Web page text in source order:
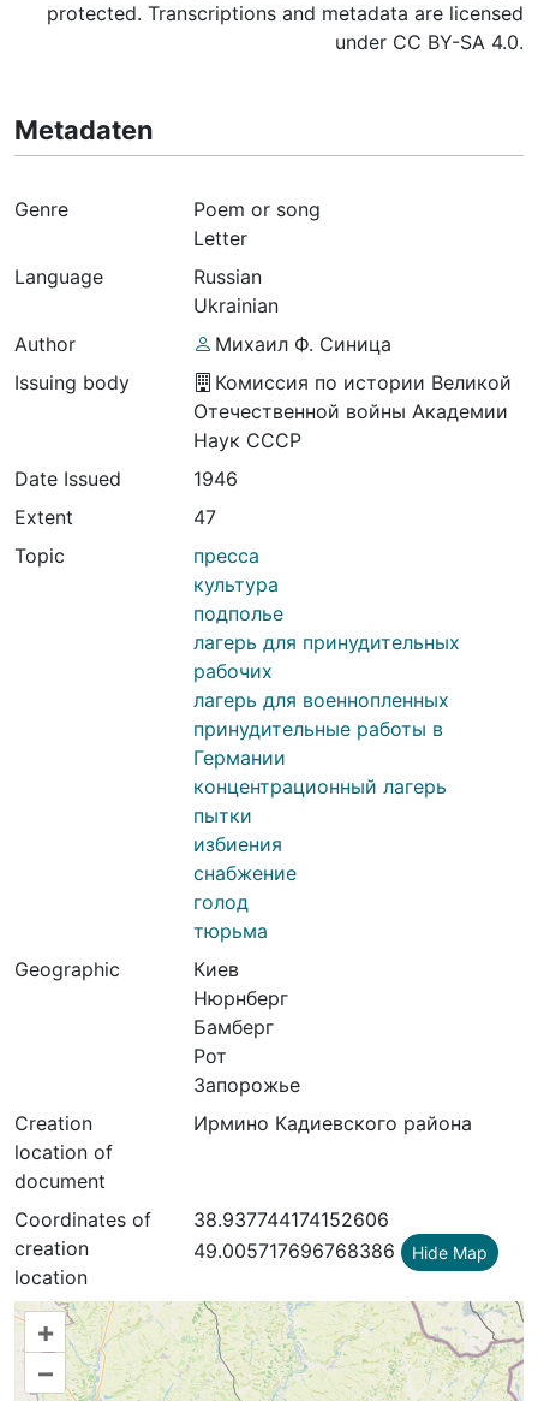
protected. Transcriptions and metadata are licensed
under CC BY-SA 4.0.
Metadaten
Genre
Poem or song
Letter
Language
Russian
Ukrainian
Author
Михаил Ф. Синица
Issuing body
Комиссия по истории Великой
Отечественной войны Академии
Наук СССР
Date Issued
1946
Extent
47
Topic
пресса
культура
подполье
лагерь для принудительных
рабочих
лагерь для военнопленных
принудительные работы в
Германии
концентрационный лагерь
пытки
избиения
снабжение
голод
тюрьма
Geographic
Киев
Нюрнберг
Бамберг
Рот
Запорожье
Creation
location of
document
Ирмино Кадиевского района
Coordinates of
creation
location
38.937744174152606
49.005717696768386 Hide Map
+
–